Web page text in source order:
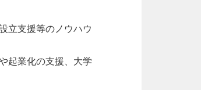
立支援等のノウハウ
起業化の支援、大学